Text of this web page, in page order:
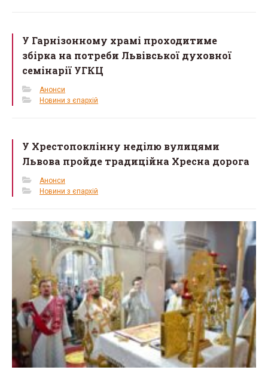
У Гарнізонному храмі проходитиме
збірка на потреби Львівської духовної
семінарії УГКЦ
Анонси
Новини з єпархій
У Хрестопоклінну неділю вулицями
Львова пройде традиційна Хресна дорога
Анонси
Новини з єпархій